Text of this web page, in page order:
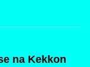
na Kekkon